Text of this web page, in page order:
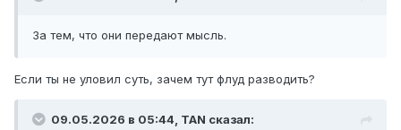
За тем, что они передают мысль.
Если ты не уловил суть, зачем тут флуд разводить?
09.05.2026 в 05:44, TAN сказал: